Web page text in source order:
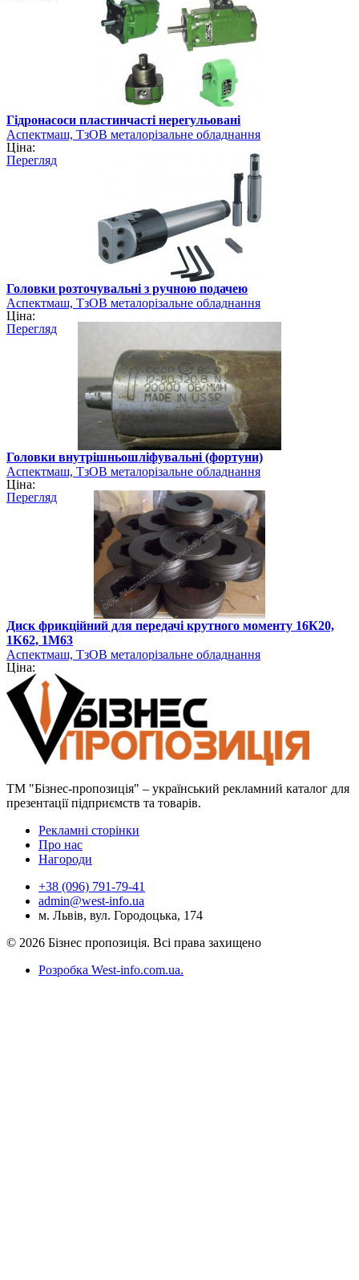
Гідронасоси пластинчасті нерегульовані
Аспектмаш, ТзОВ металорізальне обладнання
Ціна:
Перегляд
Головки розточувальні з ручною подачею
Аспектмаш, ТзОВ металорізальне обладнання
Ціна:
Перегляд
Головки внутрішньошліфувальні (фортуни)
Аспектмаш, ТзОВ металорізальне обладнання
Ціна:
Перегляд
Диск фрикційний для передачі крутного моменту 16К20,
1К62, 1М63
Аспектмаш, ТзОВ металорізальне обладнання
Ціна:
ТМ "Бізнес-пропозиція" – український рекламний каталог для
презентації підприємств та товарів.
Рекламні сторінки
Про нас
Нагороди
+38 (096) 791-79-41
admin@west-info.ua
м. Львів, вул. Городоцька, 174
© 2026 Бізнес пропозиція. Всі права захищено
Розробка West-info.com.ua.